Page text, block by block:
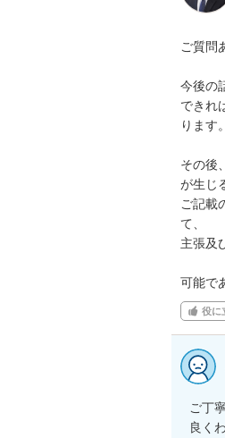
ご質問
今後の
できれ
ります。
その後
が生じ
ご記載
て、
主張及
可能で
役に
ご丁
良く